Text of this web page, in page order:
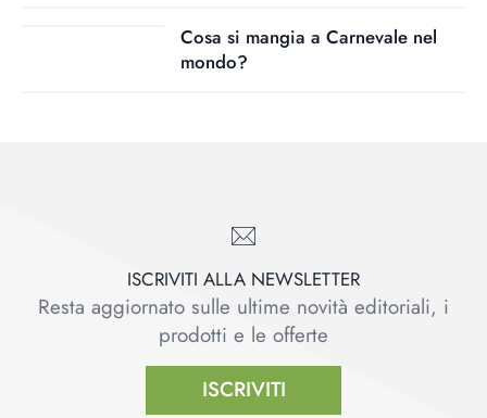
Cosa si mangia a Carnevale nel
mondo?
ISCRIVITI ALLA NEWSLETTER
Resta aggiornato sulle ultime novità editoriali, i
prodotti e le offerte
ISCRIVITI